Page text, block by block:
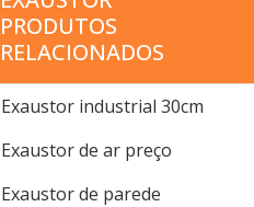
PRODUTOS
RELACIONADOS
Exaustor industrial 30cm
Exaustor de ar preço
Exaustor de parede